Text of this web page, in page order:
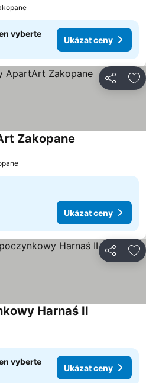
vyberte
Ukázat ceny
Sdílet
Zakopane
Ukázat ceny
Sdílet
Harnaś II
vyberte
Ukázat ceny